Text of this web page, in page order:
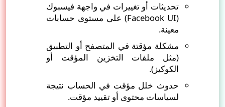
تحديثات أو تغييرات في واجهة فيسبوك
(Facebook UI) على مستوى حسابات
معينة.
مشكلة مؤقتة في المتصفح أو التطبيق
(مثل ملفات التخزين المؤقت أو
الكوكيز).
حدوث خلل مؤقت في الحساب نتيجة
لسياسات محتوى أو تقييد مؤقت.